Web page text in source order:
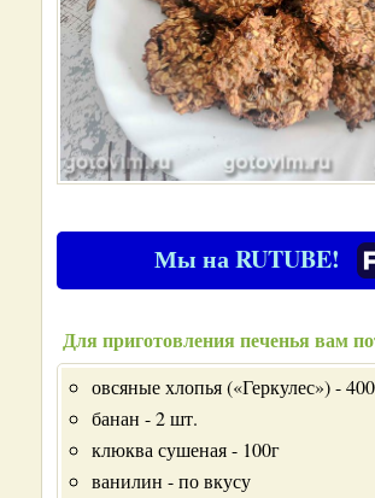
Мы на RUTUBE!
Для приготовления печенья вам
овсяные хлопья («Геркулес») -
банан - 2 шт.
клюква сушеная - 100г
ванилин - по вкусу